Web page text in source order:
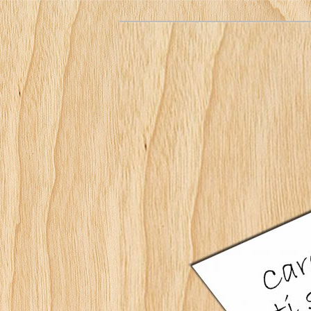
Caro (a)
Arcidiocesi di Firenze – Blog